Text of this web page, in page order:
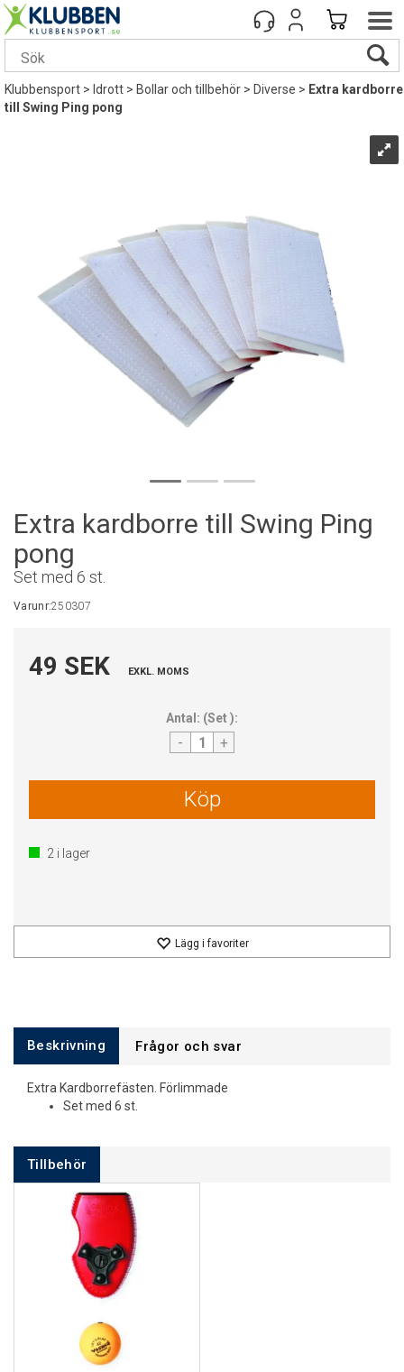
Klubbensport> Idrott>Bollar och tillbehör>Diverse> Extra kardborre
till Swing Ping pong
Extra kardborre till Swing Ping
pong
Set med 6 st.
Varunr:250307
49 SEK EXKL. MOMS
Antal: (Set):
- +
Köp
2 i lager
Lägg i favoriter
Beskrivning Frågor och svar
Extra Kardborrefästen. Förlimmade
Set med 6 st.
Tillbehör